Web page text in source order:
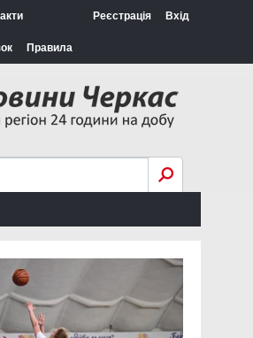
Правила
Реєстрація Вхід